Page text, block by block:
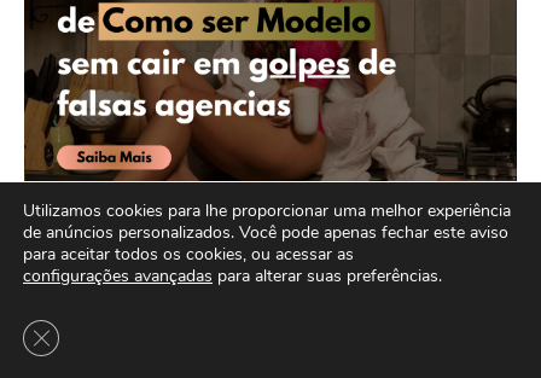
MAIS LIDO
Utilizamos cookies para lhe proporcionar uma melhor experiência
de anúncios personalizados. Você pode apenas fechar este aviso
para aceitar todos os cookies, ou acessar as
configurações avançadas para alterar suas preferências.
Close GDPR Cookie Banner